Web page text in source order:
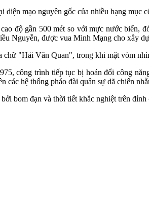
mạo nguyên gốc của nhiều hạng mục
độ gần 500 mét so với mực nước
Nguyễn, được vua Minh Mạng cho xây
"Hải Vân Quan", trong khi mặt vòm
công trình tiếp tục bị hoán đổi công
các hệ thống pháo đài quân sự dã chiến
bom đạn và thời tiết khắc nghiệt trên